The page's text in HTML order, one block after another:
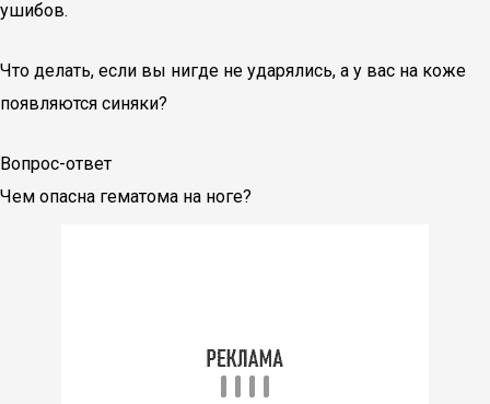
ушибов.
Что делать, если вы нигде не ударялись, а у вас на коже
появляются синяки?
Вопрос-ответ
Чем опасна гематома на ноге?